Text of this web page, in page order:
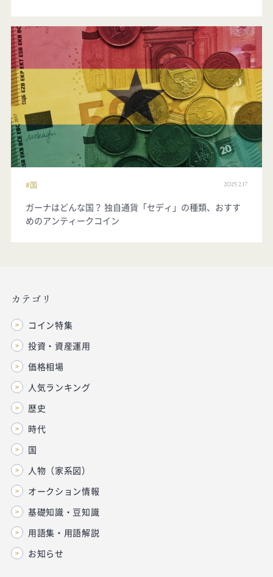
国 2025.2.17
ガーナはどんな国？ 独自通貨「セディ」の種類、おすす
めのアンティークコイン
カテゴリ
コイン特集
投資・資産運用
価格相場
人気ランキング
歴史
時代
国
人物（家系図）
オークション情報
基礎知識・豆知識
用語集・用語解説
お知らせ